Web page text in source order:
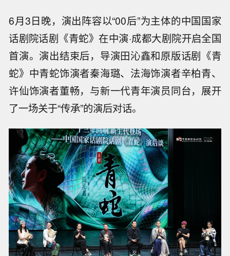
6月3日晚，演出阵容以“00后”为主体的中国国家
话剧院话剧《青蛇》在中演·成都大剧院开启全国
首演。演出结束后，导演田沁鑫和原版话剧《青
蛇》中青蛇饰演者秦海璐、法海饰演者辛柏青、
许仙饰演者董畅，与新一代青年演员同台，展开
了一场关于“传承”的演后对话。